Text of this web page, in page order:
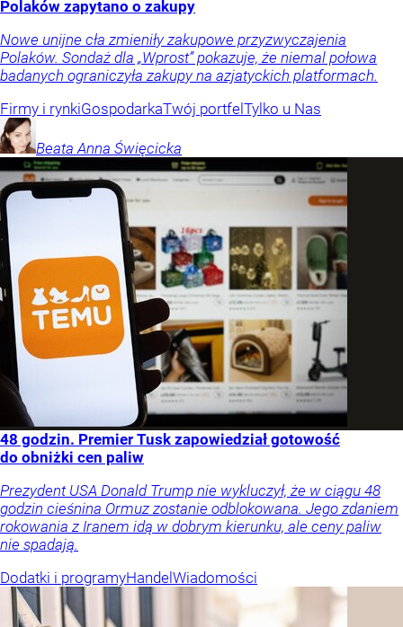
Polaków zapytano o zakupy
Nowe unijne cła zmieniły zakupowe przyzwyczajenia
Polaków. Sondaż dla „Wprost” pokazuje, że niemal połowa
badanych ograniczyła zakupy na azjatyckich platformach.
Firmy i rynkiGospodarkaTwój portfelTylko u Nas
Beata Anna Święcicka
48 godzin. Premier Tusk zapowiedział gotowość
do obniżki cen paliw
Prezydent USA Donald Trump nie wykluczył, że w ciągu 48
godzin cieśnina Ormuz zostanie odblokowana. Jego zdaniem
rokowania z Iranem idą w dobrym kierunku, ale ceny paliw
nie spadają.
Dodatki i programyHandelWiadomości